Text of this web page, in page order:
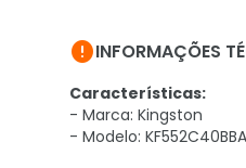
INFORMAÇÕES
Características:
- Marca: Kingston
- Modelo: